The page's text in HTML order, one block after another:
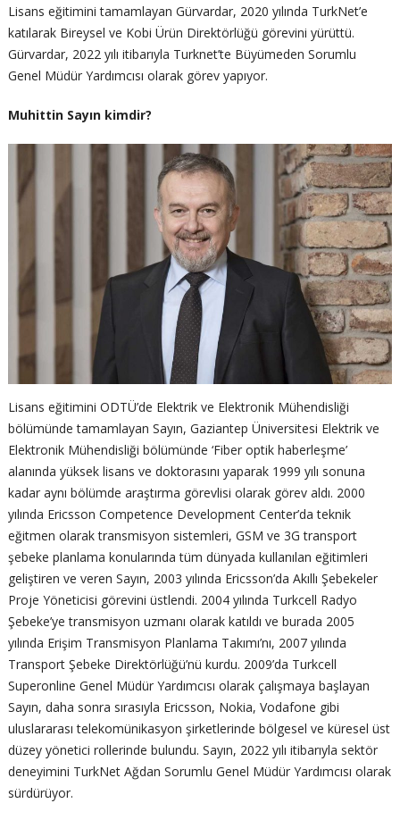
Lisans eğitimini tamamlayan Gürvardar, 2020 yılında TurkNet’e
katılarak Bireysel ve Kobi Ürün Direktörlüğü görevini yürüttü.
Gürvardar, 2022 yılı itibarıyla Turknet’te Büyümeden Sorumlu
Genel Müdür Yardımcısı olarak görev yapıyor.
Muhittin Sayın kimdir?
Lisans eğitimini ODTÜ’de Elektrik ve Elektronik Mühendisliği
bölümünde tamamlayan Sayın, Gaziantep Üniversitesi Elektrik ve
Elektronik Mühendisliği bölümünde ‘Fiber optik haberleşme’
alanında yüksek lisans ve doktorasını yaparak 1999 yılı sonuna
kadar aynı bölümde araştırma görevlisi olarak görev aldı. 2000
yılında Ericsson Competence Development Center’da teknik
eğitmen olarak transmisyon sistemleri, GSM ve 3G transport
şebeke planlama konularında tüm dünyada kullanılan eğitimleri
geliştiren ve veren Sayın, 2003 yılında Ericsson’da Akıllı Şebekeler
Proje Yöneticisi görevini üstlendi. 2004 yılında Turkcell Radyo
Şebeke’ye transmisyon uzmanı olarak katıldı ve burada 2005
yılında Erişim Transmisyon Planlama Takımı’nı, 2007 yılında
Transport Şebeke Direktörlüğü’nü kurdu. 2009’da Turkcell
Superonline Genel Müdür Yardımcısı olarak çalışmaya başlayan
Sayın, daha sonra sırasıyla Ericsson, Nokia, Vodafone gibi
uluslararası telekomünikasyon şirketlerinde bölgesel ve küresel üst
düzey yönetici rollerinde bulundu. Sayın, 2022 yılı itibarıyla sektör
deneyimini TurkNet Ağdan Sorumlu Genel Müdür Yardımcısı olarak
sürdürüyor.